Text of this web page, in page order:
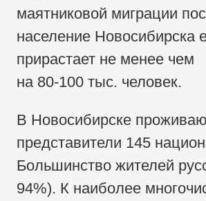
маятниковой миграции
население Новосибирска
прирастает не менее чем
на 80-100 тыс. человек.
В Новосибирске
представители 145
Большинство жителей
94%). К наиболее